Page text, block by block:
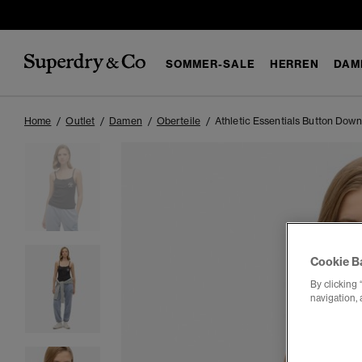
SOMMER-SALE HERREN
Home Outlet Damen Oberteile Athletic Essentials Button
Cookie
By clicking
navigation,